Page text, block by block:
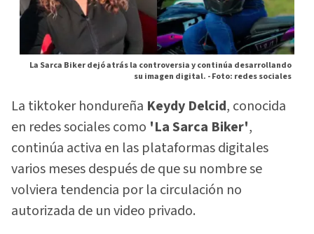
La Sarca Biker dejó atrás la controversia y continúa desarrollando
su imagen digital. -Foto: redes sociales
La tiktoker hondureña Keydy Delcid, conocida
en redes sociales como 'La Sarca Biker',
continúa activa en las plataformas digitales
varios meses después de que su nombre se
volviera tendencia por la circulación no
autorizada de un video privado.